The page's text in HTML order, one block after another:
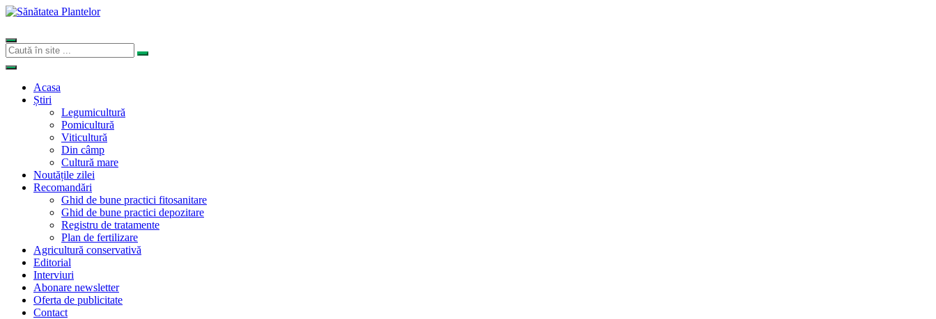
Acasa
Știri
Legumicultură
Pomicultură
Viticultură
Din câmp
Cultură mare
Noutățile zilei
Recomandări
Ghid de bune practici fitosanitare
Ghid de bune practici depozitare
Registru de tratamente
Plan de fertilizare
Agricultură conservativă
Editorial
Interviuri
Abonare newsletter
Oferta de publicitate
Contact